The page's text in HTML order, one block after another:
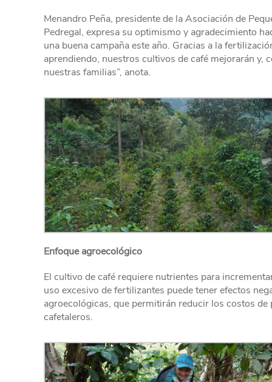
Menandro Peña, presidente de la Asociación de
Pedregal, expresa su optimismo y agradecimiento
una buena campaña este año. Gracias a la
aprendiendo, nuestros cultivos de café mejorarán y,
nuestras familias”, anota.
Enfoque agroecológico
El cultivo de café requiere nutrientes para
uso excesivo de fertilizantes puede tener efectos
agroecológicas, que permitirán reducir los costos
cafetaleros.